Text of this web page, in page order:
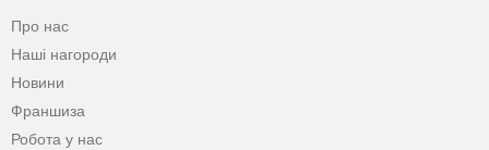
Про нас
Наші нагороди
Новини
Франшиза
Робота у нас